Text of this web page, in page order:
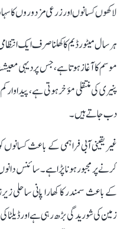
لاکھوں کسانوں اور زرعی مزدوروں کا
ہر سال میٹور ڈیم کا کھلنا صرف ایک
موسم کا آغاز ہوتا ہے، جس پر دیہی
پنیری کی منتقلی مؤخر ہوتی ہے،
دب جاتے ہیں۔
غیر یقینی آبی فراہمی کے باعث
کرنے پر مجبور ہونا پڑا ہے۔ سائنس
کے باعث سمندر کا کھارا پانی ساحلی
زمین کی شوریدگی بڑھ رہی ہے اور